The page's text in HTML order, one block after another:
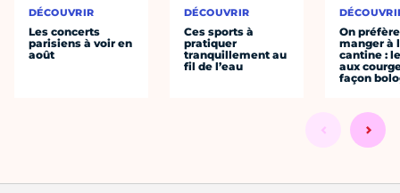
DÉCOUVRIR
Les concerts
parisiens à voir en
août
DÉCOUVRIR
Ces sports à
pratiquer
tranquillement au
fil de l’eau
On préfère
manger à
cantine :
aux
façon